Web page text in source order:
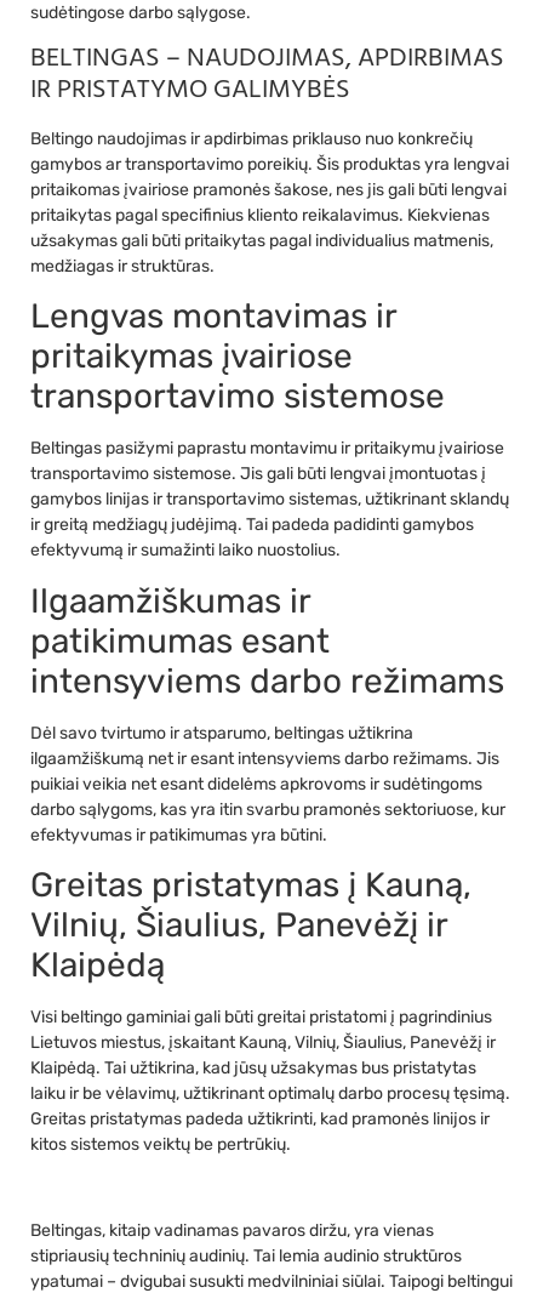
sudėtingose darbo sąlygose.
BELTINGAS – NAUDOJIMAS, APDIRBIMAS
IR PRISTATYMO GALIMYBĖS
Beltingo naudojimas ir apdirbimas priklauso nuo konkrečių
gamybos ar transportavimo poreikių. Šis produktas yra lengvai
pritaikomas įvairiose pramonės šakose, nes jis gali būti lengvai
pritaikytas pagal specifinius kliento reikalavimus. Kiekvienas
užsakymas gali būti pritaikytas pagal individualius matmenis,
medžiagas ir struktūras.
Lengvas montavimas ir
pritaikymas įvairiose
transportavimo sistemose
Beltingas pasižymi paprastu montavimu ir pritaikymu įvairiose
transportavimo sistemose. Jis gali būti lengvai įmontuotas į
gamybos linijas ir transportavimo sistemas, užtikrinant sklandų
ir greitą medžiagų judėjimą. Tai padeda padidinti gamybos
efektyvumą ir sumažinti laiko nuostolius.
Ilgaamžiškumas ir
patikimumas esant
intensyviems darbo režimams
Dėl savo tvirtumo ir atsparumo, beltingas užtikrina
ilgaamžiškumą net ir esant intensyviems darbo režimams. Jis
puikiai veikia net esant didelėms apkrovoms ir sudėtingoms
darbo sąlygoms, kas yra itin svarbu pramonės sektoriuose, kur
efektyvumas ir patikimumas yra būtini.
Greitas pristatymas į Kauną,
Vilnių, Šiaulius, Panevėžį ir
Klaipėdą
Visi beltingo gaminiai gali būti greitai pristatomi į pagrindinius
Lietuvos miestus, įskaitant Kauną, Vilnių, Šiaulius, Panevėžį ir
Klaipėdą. Tai užtikrina, kad jūsų užsakymas bus pristatytas
laiku ir be vėlavimų, užtikrinant optimalų darbo procesų tęsimą.
Greitas pristatymas padeda užtikrinti, kad pramonės linijos ir
kitos sistemos veiktų be pertrūkių.
Beltingas, kitaip vadinamas pavaros diržu, yra vienas
stipriausių techninių audinių. Tai lemia audinio struktūros
ypatumai – dvigubai susukti medvilniniai siūlai. Taipogi beltingui